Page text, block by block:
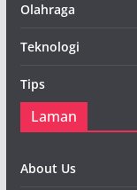
Olahraga
Teknologi
Tips
Laman
About Us